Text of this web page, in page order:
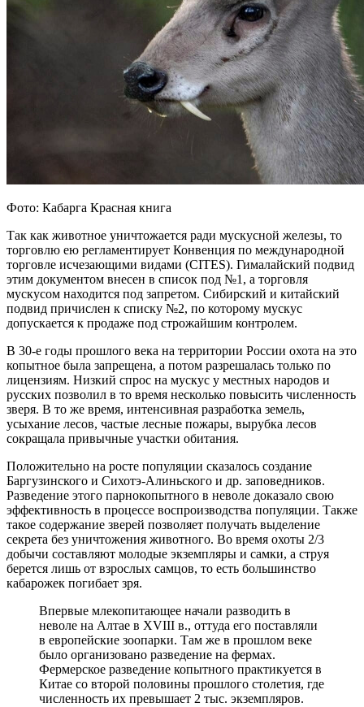
Фото: Кабарга Красная книга
Так как животное уничтожается ради мускусной железы, то
торговлю ею регламентирует Конвенция по международной
торговле исчезающими видами (CITES). Гималайский подвид
этим документом внесен в список под №1, а торговля
мускусом находится под запретом. Сибирский и китайский
подвид причислен к списку №2, по которому мускус
допускается к продаже под строжайшим контролем.
В 30-е годы прошлого века на территории России охота на это
копытное была запрещена, а потом разрешалась только по
лицензиям. Низкий спрос на мускус у местных народов и
русских позволил в то время несколько повысить численность
зверя. В то же время, интенсивная разработка земель,
усыхание лесов, частые лесные пожары, вырубка лесов
сокращала привычные участки обитания.
Положительно на росте популяции сказалось создание
Баргузинского и Сихотэ-Алиньского и др. заповедников.
Разведение этого парнокопытного в неволе доказало свою
эффективность в процессе воспроизводства популяции. Также
такое содержание зверей позволяет получать выделение
секрета без уничтожения животного. Во время охоты 2/3
добычи составляют молодые экземпляры и самки, а струя
берется лишь от взрослых самцов, то есть большинство
кабарожек погибает зря.
Впервые млекопитающее начали разводить в
неволе на Алтае в XVIII в., оттуда его поставляли
в европейские зоопарки. Там же в прошлом веке
было организовано разведение на фермах.
Фермерское разведение копытного практикуется в
Китае со второй половины прошлого столетия, где
численность их превышает 2 тыс. экземпляров.